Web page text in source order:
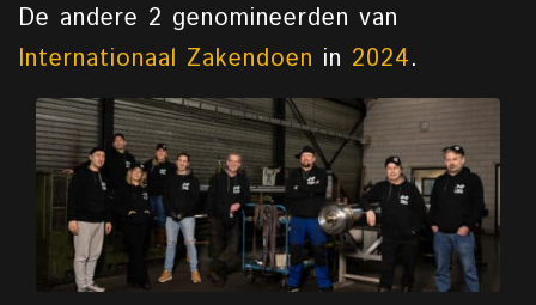
De andere 2 genomineerden van
Internationaal Zakendoen in 2024.